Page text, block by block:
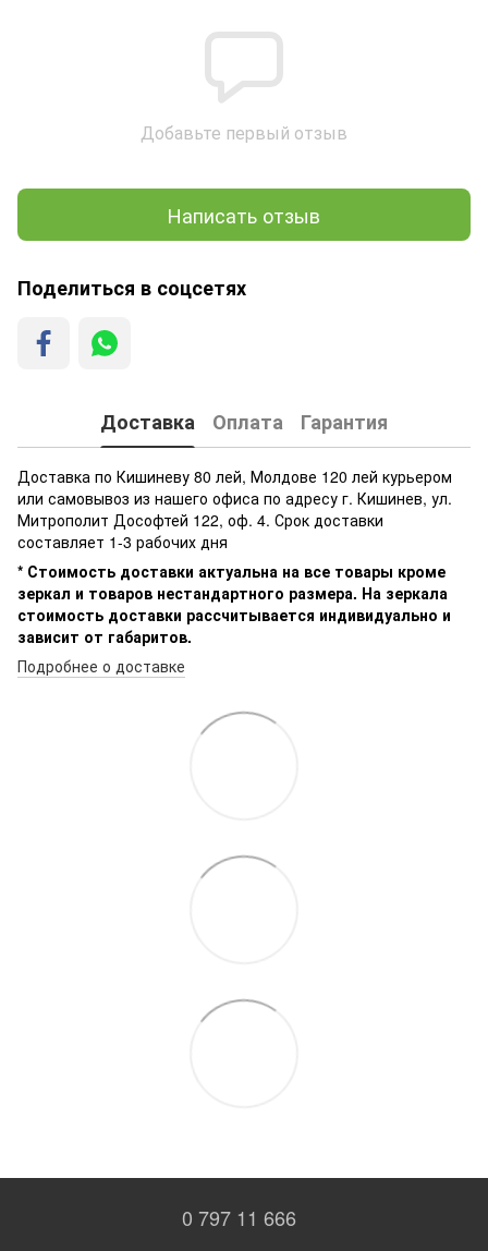
Добавьте первый отзыв
Написать отзыв
Поделиться в соцсетях
Доставка Оплата Гарантия
Доставка по Кишиневу 80 лей, Молдове 120 лей курьером
или самовывоз из нашего офиса по адресу г. Кишинев, ул.
Митрополит Дософтей 122, оф. 4. Срок доставки
составляет 1-3 рабочих дня
* Стоимость доставки актуальна на все товары кроме
зеркал и товаров нестандартного размера. На зеркала
стоимость доставки рассчитывается индивидуально и
зависит от габаритов.
Подробнее о доставке
0 797 11 666